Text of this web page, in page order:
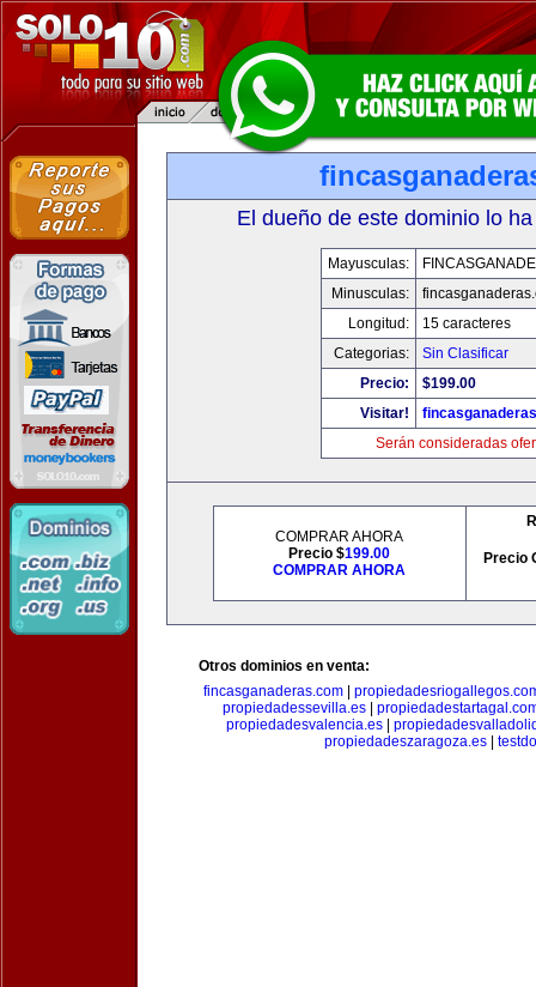
El dueño de este dominio lo
Mayusculas:
Minusculas:
Longitud:
15 caracteres
Categorias:
Sin Clasificar
Precio:
$199.00
Visitar!
Serán consideradas
COMPRAR AHORA
Precio $199.00
COMPRAR AHORA
Precio
Otros dominios en venta:
fincasganaderas.com
propiedadessevilla.es
propiedadesvalencia.es|
propiedadeszaragoza.es|